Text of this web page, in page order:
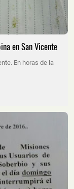
en San Vicente
En horas de la